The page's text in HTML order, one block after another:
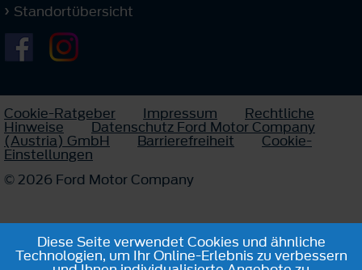
Standortübersicht
Cookie-Ratgeber Impressum Rechtliche
Hinweise Datenschutz Ford Motor Company
(Austria) GmbH Barrierefreiheit Cookie-
Einstellungen
© 2026 Ford Motor Company
Diese Seite verwendet Cookies und ähnliche
Technologien, um Ihr Online-Erlebnis zu verbessern